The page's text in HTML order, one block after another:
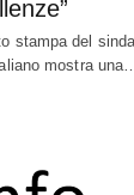
stampa del
mostra una…